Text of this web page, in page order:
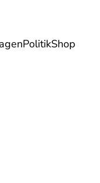
PolitikShop
Verträge